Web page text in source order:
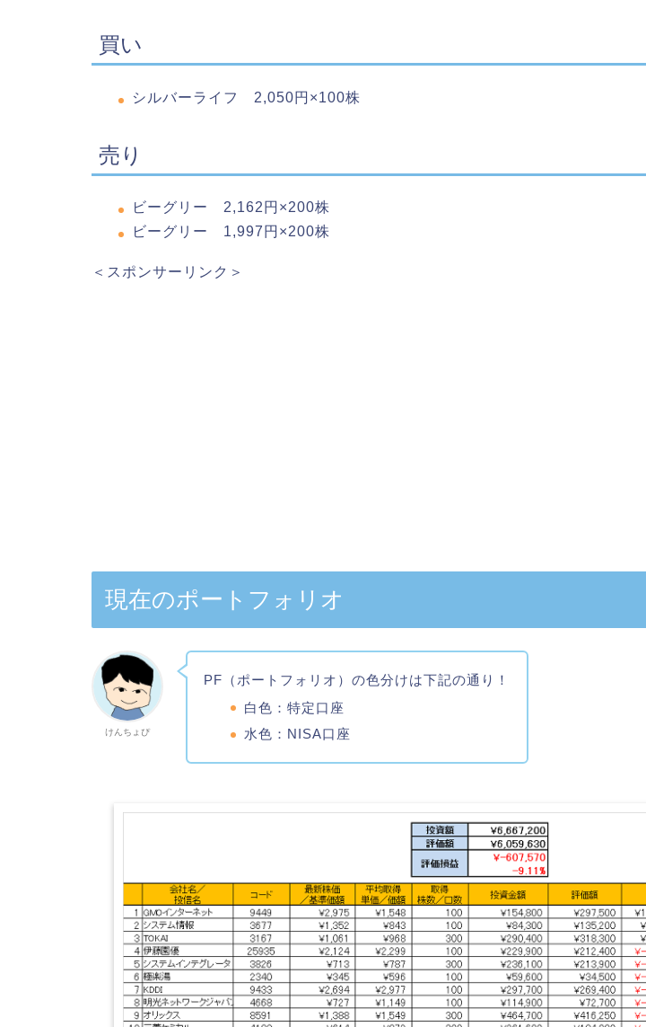
買い
シルバーライフ 2,050円×100株
売り
ビーグリー 2,162円×200株
ビーグリー 1,997円×200株
＜スポンサーリンク＞
現在のポートフォリオ
けんちょぴ
PF（ポートフォリオ）の色分けは下記の通り！
白色：特定口座
水色：NISA口座